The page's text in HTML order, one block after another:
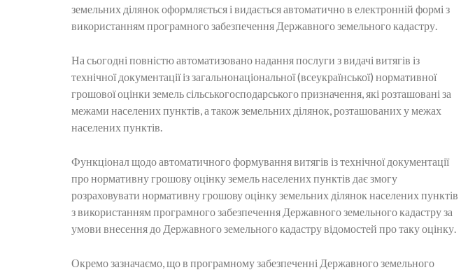
земельних ділянок оформляється і видається автоматично в електронній формі з
використанням програмного забезпечення Державного земельного кадастру.
На сьогодні повністю автоматизовано надання послуги з видачі витягів із
технічної документації із загальнонаціональної (всеукраїнської) нормативної
грошової оцінки земель сільськогосподарського призначення, які розташовані за
межами населених пунктів, а також земельних ділянок, розташованих у межах
населених пунктів.
Функціонал щодо автоматичного формування витягів із технічної документації
про нормативну грошову оцінку земель населених пунктів дає змогу
розраховувати нормативну грошову оцінку земельних ділянок населених пунктів
з використанням програмного забезпечення Державного земельного кадастру за
умови внесення до Державного земельного кадастру відомостей про таку оцінку.
Окремо зазначаємо, що в програмному забезпеченні Державного земельного